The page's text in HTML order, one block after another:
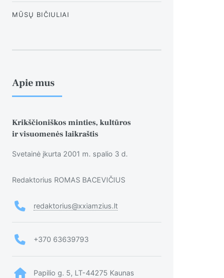
MŪSŲ BIČIULIAI
Apie mus
Krikščioniškos minties, kultūros
ir visuomenės laikraštis
Svetainė įkurta 2001 m. spalio 3 d.
Redaktorius ROMAS BACEVIČIUS
redaktorius@xxiamzius.lt
+370 63639793
Papilio g. 5, LT-44275 Kaunas